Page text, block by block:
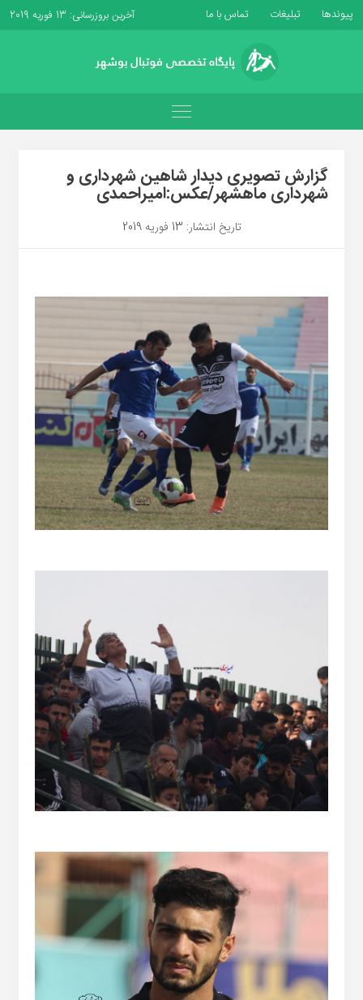
پیوندها تبلیغات تماس با ما آخرین بروزرسانی: 13 فوریه 2019
گزارش تصویری دیدار شاهین شهرداری و
شهرداری ماهشهر/عکس:امیراحمدی
تاریخ انتشار: 13 فوریه 2019